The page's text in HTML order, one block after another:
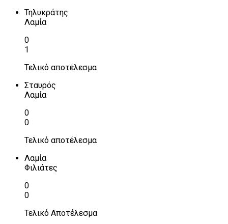
Τηλυκράτης
Λαμία
0
1
Τελικό αποτέλεσμα
Σταυρός
Λαμία
0
0
Τελικό αποτέλεσμα
Λαμία
Φιλιάτες
0
0
Τελικό Αποτέλεσμα